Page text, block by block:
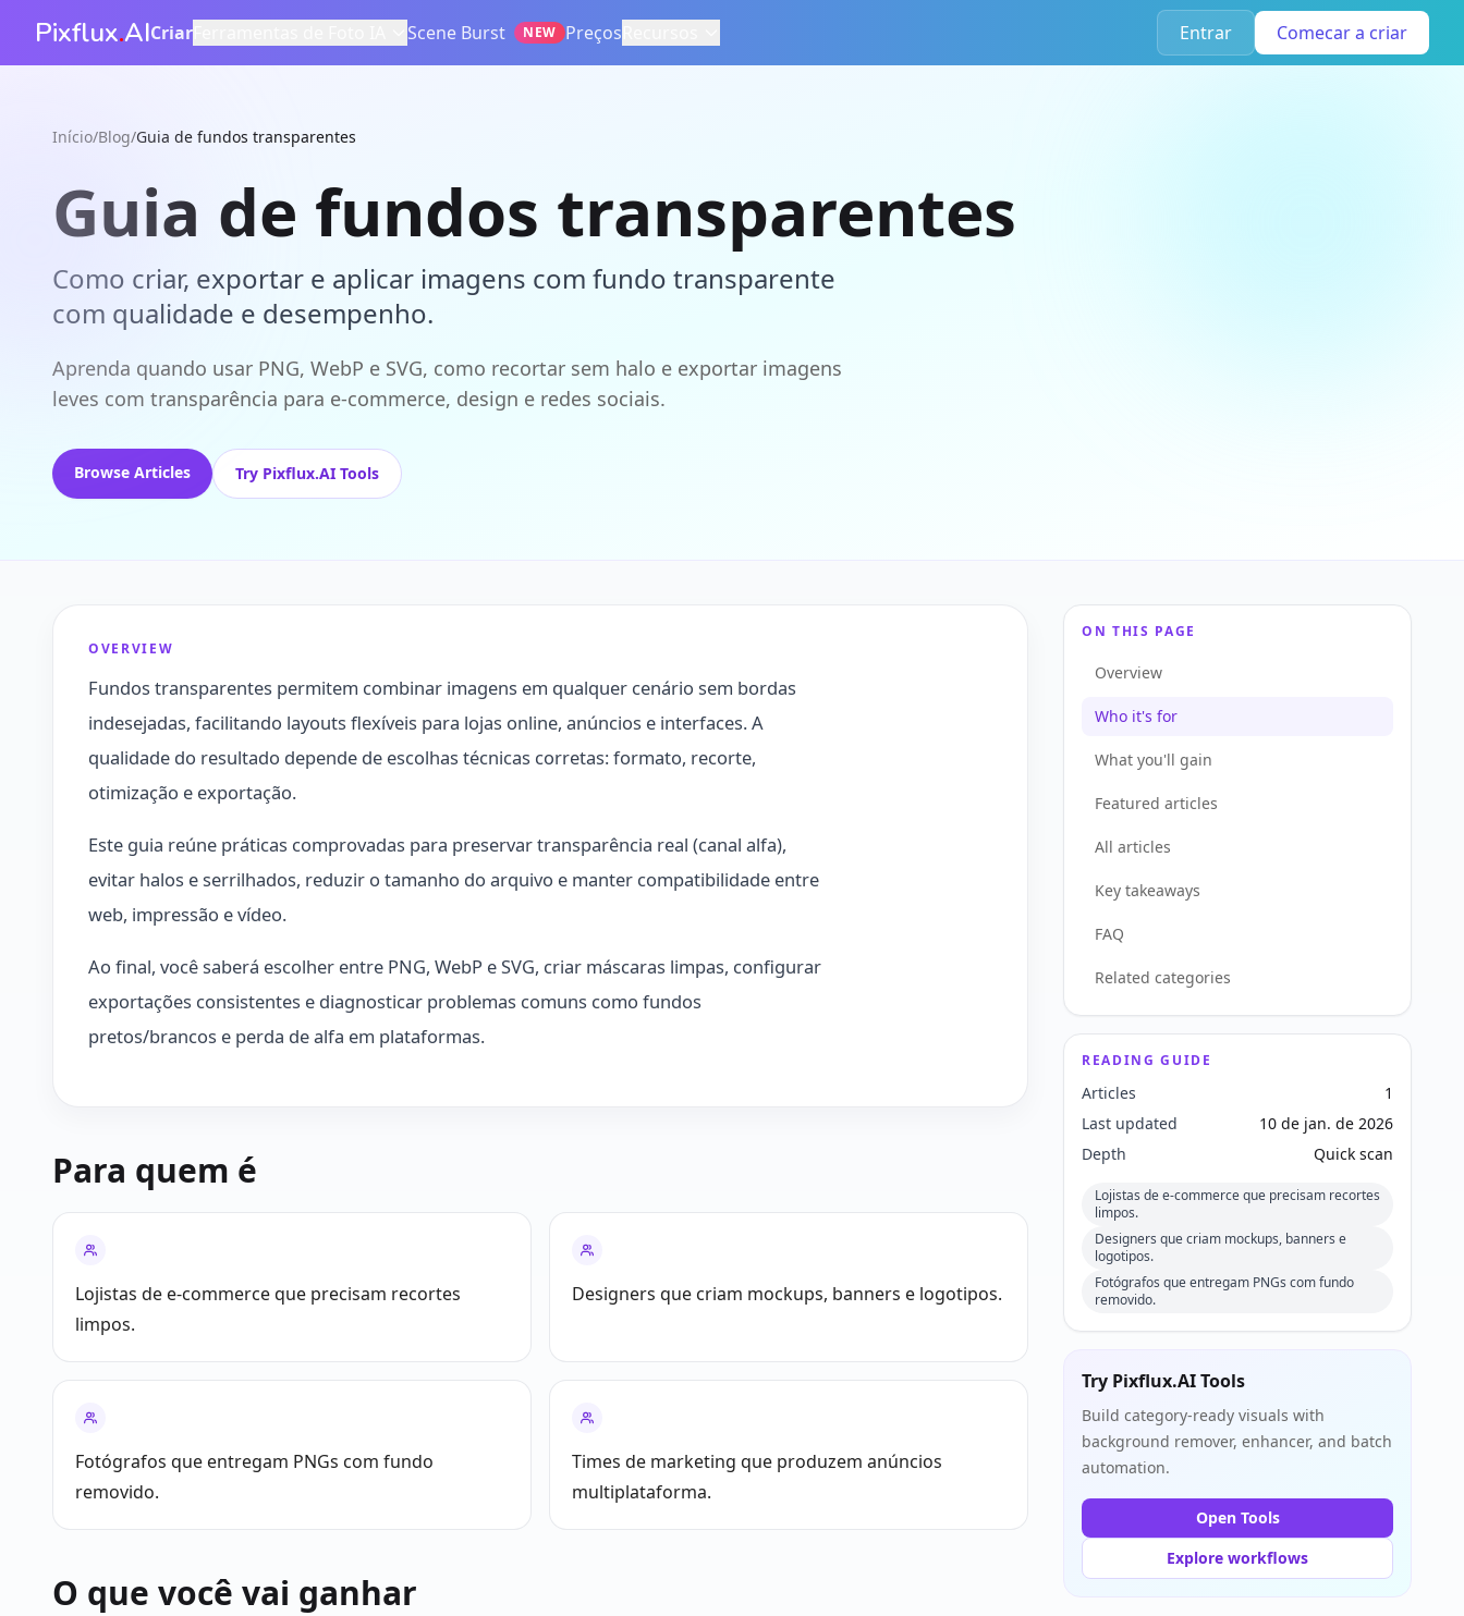
Pixflux.AICriar Scene Burst NEW Preços Entrar Comecar a criar
Início/Blog/Guia de fundos transparentes
Guia de fundos transparentes
Como criar, exportar e aplicar imagens com fundo transparente
com qualidade e desempenho.
Aprenda quando usar PNG, WebP e SVG, como recortar sem halo e exportar imagens
leves com transparência para e-commerce, design e redes sociais.
Browse Articles Try Pixflux.AI Tools
OVERVIEW
Fundos transparentes permitem combinar imagens em qualquer cenário sem bordas
indesejadas, facilitando layouts flexíveis para lojas online, anúncios e interfaces. A
qualidade do resultado depende de escolhas técnicas corretas: formato, recorte,
otimização e exportação.
Este guia reúne práticas comprovadas para preservar transparência real (canal alfa),
evitar halos e serrilhados, reduzir o tamanho do arquivo e manter compatibilidade entre
web, impressão e vídeo.
Ao final, você saberá escolher entre PNG, WebP e SVG, criar máscaras limpas, configurar
exportações consistentes e diagnosticar problemas comuns como fundos
pretos/brancos e perda de alfa em plataformas.
Para quem é
Lojistas de e-commerce que precisam recortes
limpos.
Designers que criam mockups, banners e logotipos.
Fotógrafos que entregam PNGs com fundo
removido.
Times de marketing que produzem anúncios
multiplataforma.
O que você vai ganhar
ON THIS PAGE
Overview
Who it's for
What you'll gain
Featured articles
All articles
Key takeaways
FAQ
Related categories
READING GUIDE
Articles
1
Last updated
10 de jan. de 2026
Depth
Quick scan
Lojistas de e-commerce que precisam recortes
limpos.
Designers que criam mockups, banners e
logotipos.
Fotógrafos que entregam PNGs com fundo
removido.
Try Pixflux.AI Tools
Build category-ready visuals with
background remover, enhancer, and batch
automation.
Open Tools
Explore workflows